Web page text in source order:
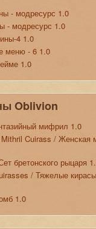
- модресурс 1.0
- модресурс 1.0
4 1.0
меню - 6 1.0
1.0
Oblivion
мифрил 1.0
Cuirass / Женская
бретонского рыцаря
/ Тяжелые
1.0